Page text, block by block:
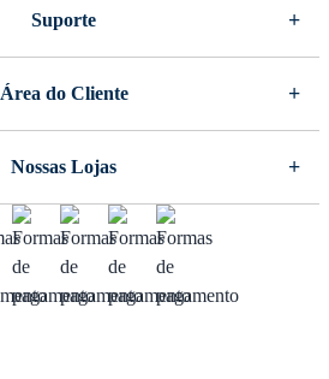
Suporte
Área do Cliente
Nossas Lojas